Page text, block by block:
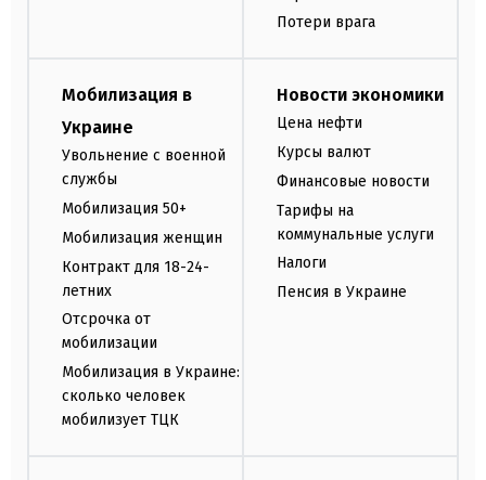
Потери врага
Мобилизация в
Украине
Увольнение с военной
службы
Мобилизация 50+
Мобилизация женщин
Контракт для 18-24-
летних
Отсрочка от
мобилизации
Мобилизация в Украине:
сколько человек
мобилизует ТЦК
Новости экономики
Цена нефти
Курсы валют
Финансовые новости
Тарифы на
коммунальные услуги
Налоги
Пенсия в Украине